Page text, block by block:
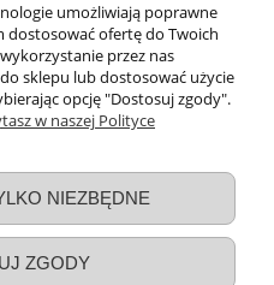
umożliwiają poprawne
dostosować ofertę do Twoich
przez nas
sklepu lub dostosować użycie
opcję "Dostosuj zgody".
w naszej Polityce
NIEZBĘDNE
ZGODY